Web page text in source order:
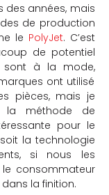
des années, mais
de production
le PolyJet. C’est
de potentiel
sont à la mode,
ont utilisé
pièces, mais je
la méthode de
pour le
la technologie
si nous les
consommateur
la finition.